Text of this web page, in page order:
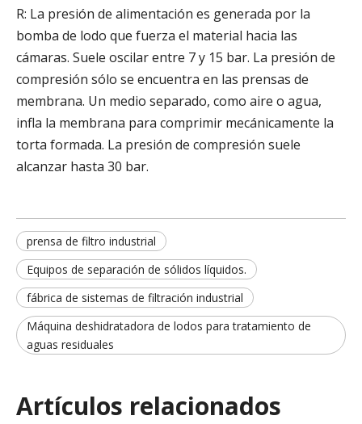
R: La presión de alimentación es generada por la
bomba de lodo que fuerza el material hacia las
cámaras. Suele oscilar entre 7 y 15 bar. La presión de
compresión sólo se encuentra en las prensas de
membrana. Un medio separado, como aire o agua,
infla la membrana para comprimir mecánicamente la
torta formada. La presión de compresión suele
alcanzar hasta 30 bar.
prensa de filtro industrial
Equipos de separación de sólidos líquidos.
fábrica de sistemas de filtración industrial
Máquina deshidratadora de lodos para tratamiento de
aguas residuales
Artículos relacionados